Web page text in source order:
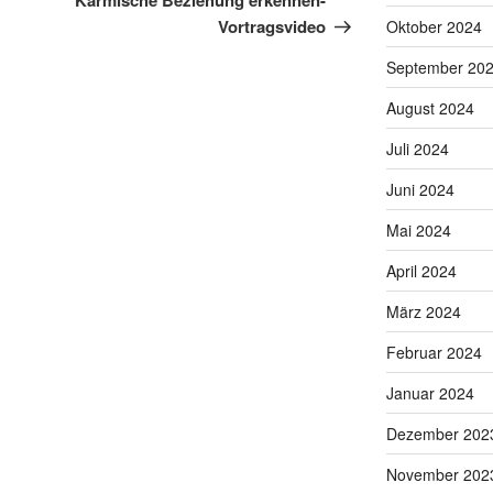
Vortragsvideo
Oktober 2024
September
August 2024
Juli 2024
Juni 2024
Mai 2024
April 2024
März 2024
Februar 2024
Januar 2024
Dezember
November